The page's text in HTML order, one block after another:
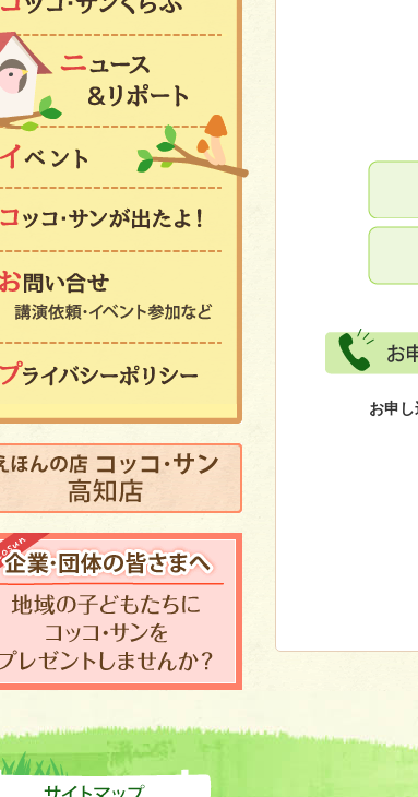
コッコ・サンが出たよ！
お問い合わせ 講演依頼・
プライバシーポリシー
お申